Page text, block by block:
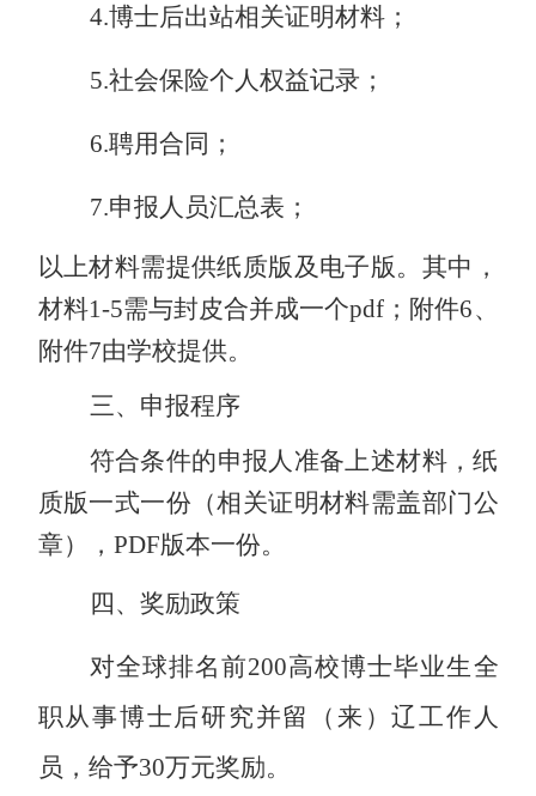
4.博士后出站相关证明材料；
5.社会保险个人权益记录；
6.聘用合同 ；
7.申报人员汇总表；
以上材料需提供纸质版及电子版。其中，
材料1-5需与封皮合并成一个pdf ； 附件6、
附件7由学校提供。
三、申报程序
符合条件的申报人准备上述材料，纸
质版一式一份（相关证明材料需盖部门公
章）
， PDF版本一份。
四、奖励政策
对全球排名前200高校博士毕业生全
职从事博士后研究并留（来）辽工作人
员，给予30万元奖励。